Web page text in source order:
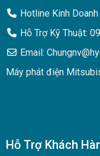
Hotline Kinh
Hỗ Trợ Kỹ Thuật:
Email:
Máy phát điện
Hỗ Trợ Khách